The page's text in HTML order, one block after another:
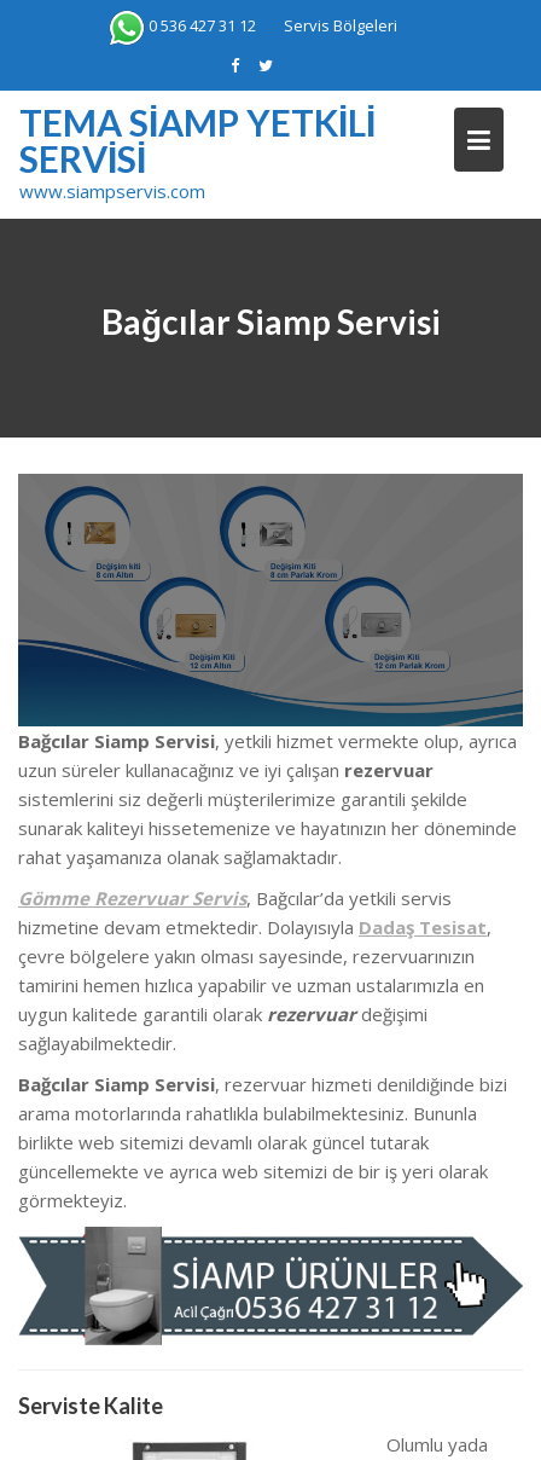
0 536 427 31 12 Servis Bölgeleri
TEMA SIAMP YETKILI
SERVISI
www.siampservis.com
Bağcılar Siamp Servisi
Bağcılar Siamp Servisi, yetkili hizmet vermekte olup, ayrıca
uzun süreler kullanacağınız ve iyi çalışan rezervuar
sistemlerini siz değerli müşterilerimize garantili şekilde
sunarak kaliteyi hissetemenize ve hayatınızın her döneminde
rahat yaşamanıza olanak sağlamaktadır.
Gömme Rezervuar Servis, Bağcılar’da yetkili servis
hizmetine devam etmektedir. Dolayısıyla Dadaş Tesisat,
çevre bölgelere yakın olması sayesinde, rezervuarınızın
tamirini hemen hızlıca yapabilir ve uzman ustalarımızla en
uygun kalitede garantili olarak rezervuardeğişimi
sağlayabilmektedir.
Bağcılar Siamp Servisi, rezervuar hizmeti denildiğinde bizi
arama motorlarında rahatlıkla bulabilmektesiniz. Bununla
birlikte web sitemizi devamlı olarak güncel tutarak
güncellemekte ve ayrıca web sitemizi de bir iş yeri olarak
görmekteyiz.
Serviste Kalite
Olumlu yada